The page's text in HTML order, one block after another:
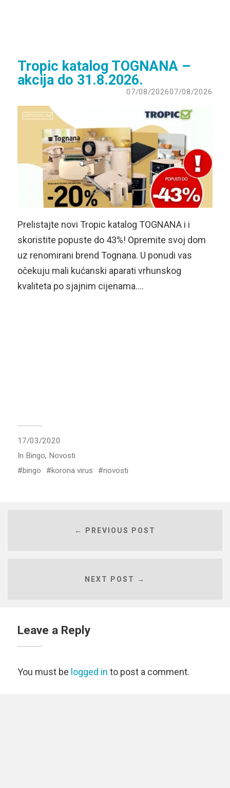
Tropic katalog TOGNANA –
akcija do 31.8.2026.
07/08/202607/08/2026
Prelistajte novi Tropic katalog TOGNANA i i
skoristite popuste do 43%! Opremite svoj dom
uz renomirani brend Tognana. U ponudi vas
očekuju mali kućanski aparati vrhunskog
kvaliteta po sjajnim cijenama….
17/03/2020
In Bingo, Novosti
bingo
korona virus novosti
← PREVIOUS POST
NEXT POST →
Leave a Reply
You must be logged in to post a comment.